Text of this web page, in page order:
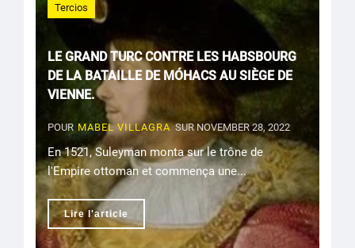
Tercios
LE GRAND TURC CONTRE LES HABSBOURG
DE LA BATAILLE DE MÓHACS AU SIÈGE DE
VIENNE.
POUR MABEL VILLAGRASUR NOVEMBER 28, 2022
En 1521, Suleyman monta sur le trône de
l'Empire ottoman et commença une...
Lire l'article